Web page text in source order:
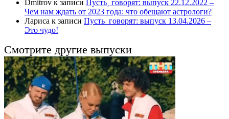
Dmitrov к записи Пусть˲ говорят: выпуск 22.12.2022 –
Чем нам ждать от 2023 года: что обещают астрологи?
Лариса к записи Пусть_говорят: выпуск 13.04.2026 –
Это чудо!
Смотрите другие выпуски